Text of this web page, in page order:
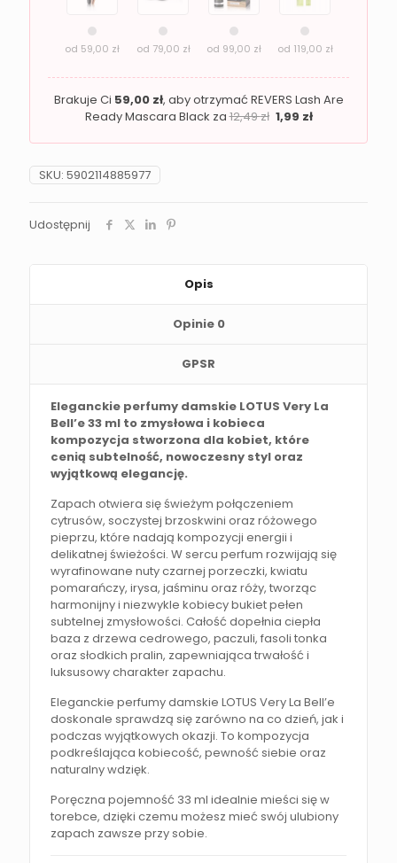
od 59,00 zł od 79,00 zł od 99,00 zł od 119,00 zł
Brakuje Ci 59,00 zł, aby otrzymać REVERS Lash Are
Ready Mascara Black za12,49zł 1,99 zł
SKU: 5902114885977
Udostępnij
Opis
Opinie 0
GPSR
Eleganckie perfumy damskie LOTUS Very La
Bell’e 33 ml to zmysłowa i kobieca
kompozycja stworzona dla kobiet, które
cenią subtelność, nowoczesny styl oraz
wyjątkową elegancję.
Zapach otwiera się świeżym połączeniem
cytrusów, soczystej brzoskwini oraz różowego
pieprzu, które nadają kompozycji energii i
delikatnej świeżości. W sercu perfum rozwijają się
wyrafinowane nuty czarnej porzeczki, kwiatu
pomarańczy, irysa, jaśminu oraz róży, tworząc
harmonijny i niezwykle kobiecy bukiet pełen
subtelnej zmysłowości. Całość dopełnia ciepła
baza z drzewa cedrowego, paczuli, fasoli tonka
oraz słodkich pralin, zapewniająca trwałość i
luksusowy charakter zapachu.
Eleganckie perfumy damskie LOTUS Very La Bell’e
doskonale sprawdzą się zarówno na co dzień, jak i
podczas wyjątkowych okazji. To kompozycja
podkreślająca kobiecość, pewność siebie oraz
naturalny wdzięk.
Poręczna pojemność 33 ml idealnie mieści się w
torebce, dzięki czemu możesz mieć swój ulubiony
zapach zawsze przy sobie.